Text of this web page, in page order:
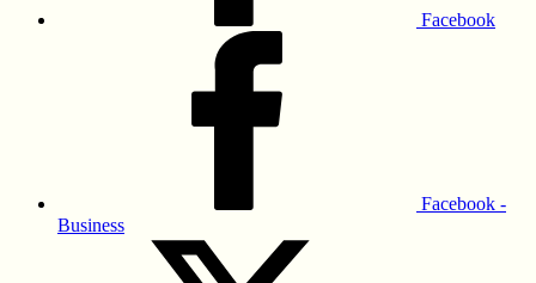
Facebook
Facebook -
Business